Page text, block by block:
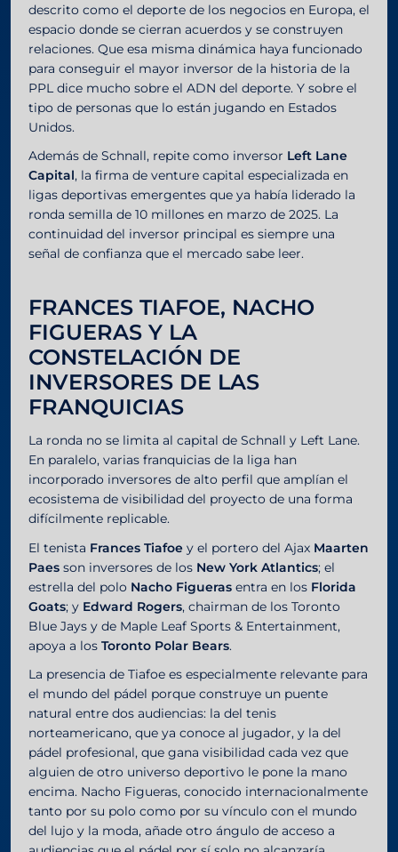
descrito como el deporte de los negocios en Europa, el
espacio donde se cierran acuerdos y se construyen
relaciones. Que esa misma dinámica haya funcionado
para conseguir el mayor inversor de la historia de la
PPL dice mucho sobre el ADN del deporte. Y sobre el
tipo de personas que lo están jugando en Estados
Unidos.
Además de Schnall, repite como inversor Left Lane
Capital, la firma de venture capital especializada en
ligas deportivas emergentes que ya había liderado la
ronda semilla de 10 millones en marzo de 2025. La
continuidad del inversor principal es siempre una
señal de confianza que el mercado sabe leer.
FRANCES TIAFOE, NACHO
FIGUERAS Y LA
CONSTELACIÓN DE
INVERSORES DE LAS
FRANQUICIAS
La ronda no se limita al capital de Schnall y Left Lane.
En paralelo, varias franquicias de la liga han
incorporado inversores de alto perfil que amplían el
ecosistema de visibilidad del proyecto de una forma
difícilmente replicable.
El tenista Frances Tiafoe y el portero del Ajax Maarten
Paes son inversores de los New York Atlantics; el
estrella del polo Nacho Figueras entra en los Florida
Goats; y Edward Rogers, chairman de los Toronto
Blue Jays y de Maple Leaf Sports & Entertainment,
apoya a los Toronto Polar Bears.
La presencia de Tiafoe es especialmente relevante para
el mundo del pádel porque construye un puente
natural entre dos audiencias: la del tenis
norteamericano, que ya conoce al jugador, y la del
pádel profesional, que gana visibilidad cada vez que
alguien de otro universo deportivo le pone la mano
encima. Nacho Figueras, conocido internacionalmente
tanto por su polo como por su vínculo con el mundo
del lujo y la moda, añade otro ángulo de acceso a